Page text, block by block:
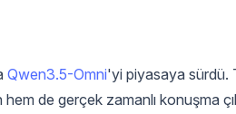
Qwen3.5-Omni'yi piyasaya sürdü.
de gerçek zamanlı konuşma